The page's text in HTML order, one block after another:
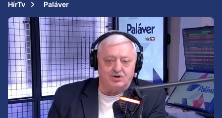
HírTv Paláver